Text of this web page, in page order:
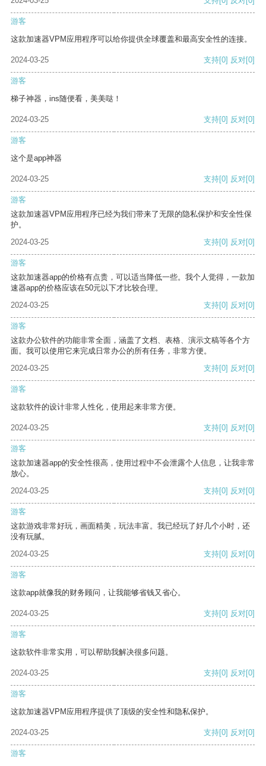
游客
这款加速器VPM应用程序可以给你提供全球覆盖和最高安全性的连接。
2024-03-25 支持[0] 反对[0]
游客
梯子神器，ins随便看，美美哒！
2024-03-25 支持[0] 反对[0]
游客
这个是app神器
2024-03-25 支持[0] 反对[0]
游客
这款加速器VPM应用程序已经为我们带来了无限的隐私保护和安全性保
护。
2024-03-25
支持[0] 反对[0]
游客
这款加速器app的价格有点贵，可以适当降低一些。我个人觉得，一款加
速器app的价格应该在50元以下才比较合理。
2024-03-25
支持[0] 反对[0]
游客
这款办公软件的功能非常全面，涵盖了文档、表格、演示文稿等各个方
面。我可以使用它来完成日常办公的所有任务，非常方便。
2024-03-25
支持[0] 反对[0]
游客
这款软件的设计非常人性化，使用起来非常方便。
2024-03-25 支持[0] 反对[0]
游客
这款加速器app的安全性很高，使用过程中不会泄露个人信息，让我非常
放心。
2024-03-25
支持[0] 反对[0]
游客
这款游戏非常好玩，画面精美，玩法丰富。我已经玩了好几个小时，还
没有玩腻。
2024-03-25
支持[0] 反对[0]
游客
这款app就像我的财务顾问，让我能够省钱又省心。
2024-03-25 支持[0] 反对[0]
游客
这款软件非常实用，可以帮助我解决很多问题。
2024-03-25 支持[0] 反对[0]
游客
这款加速器VPM应用程序提供了顶级的安全性和隐私保护。
2024-03-25 支持[0] 反对[0]
游客